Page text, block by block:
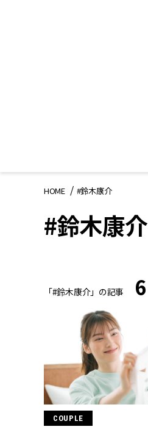
HOME #鈴木康介
#鈴木康介
「#鈴木康介」の記事 6
COUPLE